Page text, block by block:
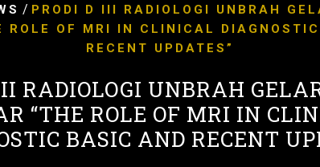
/ PRODI D III RADIOLOGI UNBRAH
ROLE OF MRI IN CLINICAL
RECENT UPDATES”
RADIOLOGI UNBRAH
“THE ROLE OF MRI IN
BASIC AND RECENT